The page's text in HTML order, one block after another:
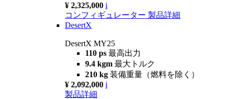
¥ 2,325,000 i
コンフィギュレーター 製品詳細
DesertX
DesertX MY25
110 ps 最高出力
9.4 kgm 最大トルク
210 kg 装備重量（燃料を除く）
¥ 2,092,000 i
製品詳細